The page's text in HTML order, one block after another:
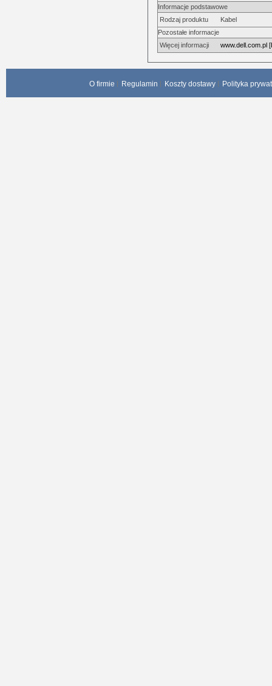
Informacje podstawowe
Rodzaj produktu
Kabel
Pozostałe informacje
Więcej informacji
www.dell.com.pl
O firmie Regulamin Koszty dostawy Polityka